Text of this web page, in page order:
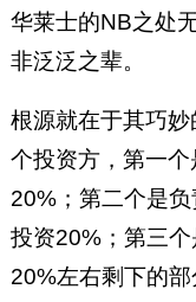
华莱士的NB之处
非泛泛之辈。
根源就在于其巧
个投资方，第一
20%；第二个是
投资20%；第三
20%左右剩下的部